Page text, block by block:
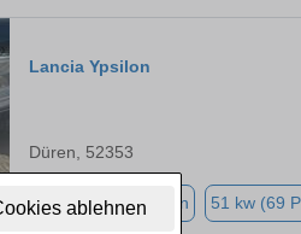
ablehnen
Lancia Ypsilon
Düren, 52353
83.480 km Benzin 51 kw (69